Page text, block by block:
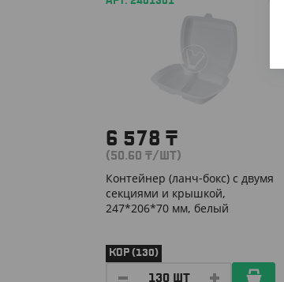
6 578 ₸
(50.60 ₸/ШТ)
Контейнер (ланч-бокс) с двумя
секциями и крышкой,
247*206*70 мм, белый
КОР (130)